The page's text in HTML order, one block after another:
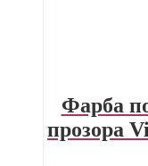
Фарба
прозора